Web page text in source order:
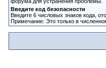
Введите код безопасности
Введите 6 числовых знаков кода,
Примечание: Это только в